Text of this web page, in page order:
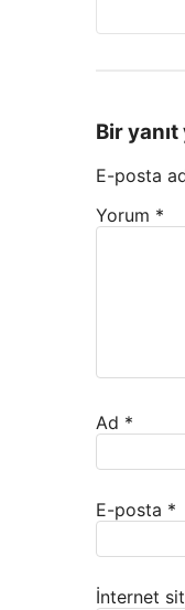
Bir yanıt
E-posta
Yorum *
Ad *
E-posta *
İnternet